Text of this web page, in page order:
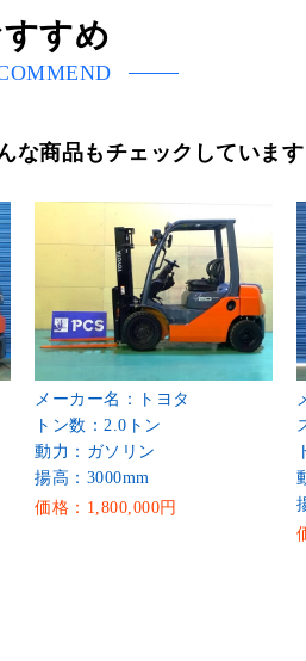
すめ
な商品もチェックしています
メーカー名：トヨタ
トン数：2.0トン
動力：ガソリン
揚高：3000mm
価格：1,800,000円